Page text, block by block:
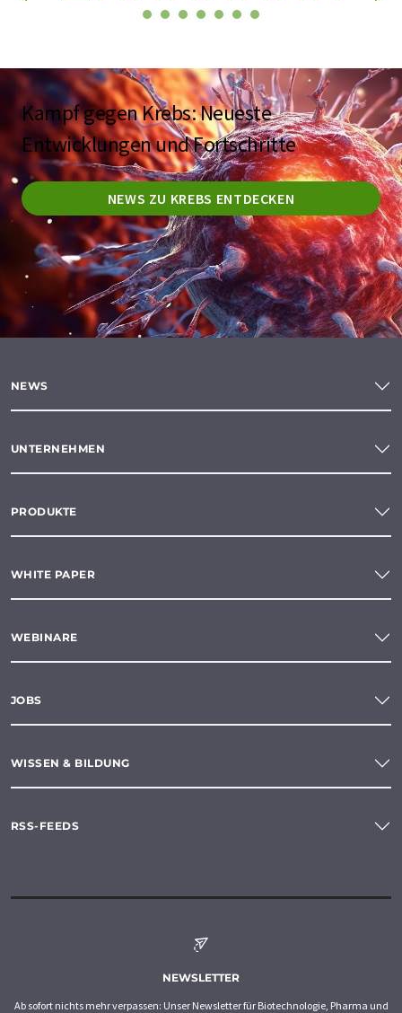
Kampf gegen Krebs: Neueste
Entwicklungen und Fortschritte
NEWS ZU KREBS ENTDECKEN
NEWS
UNTERNEHMEN
PRODUKTE
WHITE PAPER
WEBINARE
JOBS
WISSEN & BILDUNG
RSS-FEEDS
NEWSLETTER
Ab sofort nichts mehr verpassen: Unser Newsletter für Biotechnologie, Pharma und